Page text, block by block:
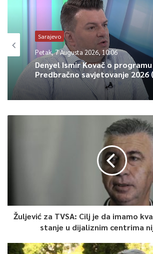
datuma i da potaknemo smanjenje
da podstaknemo korištenje alternativnih
što su biciklizam, pješačenje ili javni gradski
samo da poboljšavamo zdravlje ljudi, već i
smanjenju zagađenja okoliša. Vrijeme nas
poslužilo i zaista sam sretan što se ovoliki
osnovnih i srednjih škola s područja Ilidže
manifestaciju“, izjavio je Jelešković .
0
Article Rating
Sarajevo
Petak, 7 Augusta 2026, 10:06
Denyel Ismir Kovač o programu
Predbračno savjetovanje 2026
Žuljević za TVSA: Cilj je da imamo
stanje u dijaliznim centrima